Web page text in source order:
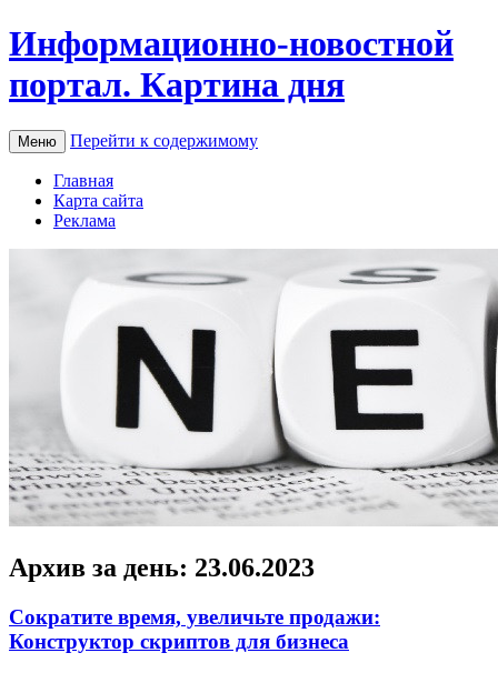
Информационно-новостной
портал. Картина дня
Меню Перейти к содержимому
Главная
Карта сайта
Реклама
Архив за день: 23.06.2023
Сократите время, увеличьте продажи:
Конструктор скриптов для бизнеса